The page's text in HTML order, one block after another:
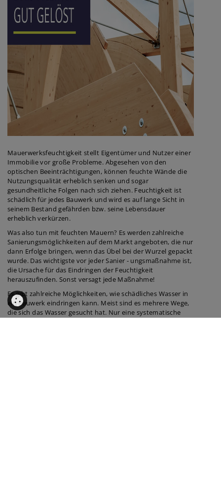
Mauerwerksfeuchtigkeit stellt Eigentümer und Nutzer einer
Immobilie vor große Probleme. Abgesehen von den
optischen Beeinträchtigungen, können feuchte Wände die
Nutzungsqualität erheblich senken und sogar
gesundheitliche Folgen nach sich ziehen. Feuchtigkeit ist
schädlich für jedes Bauwerk und wird es auf lange Sicht in
seinem Bestand gefährden bzw. seine Lebensdauer
erheblich verkürzen.
Was also tun mit feuchten Mauern? Es werden zahlreiche
Sanierungsmöglichkeiten auf dem Markt angeboten, die nur
dann Erfolge bringen, wenn das Übel bei der Wurzel gepackt
wurde. Das wichtigste vor jeder Sanier - ungsmaßnahme ist,
die Ursache für das Eindringen der Feuchtigkeit
herauszufinden. Sonst versagt jede Maßnahme!
Es gibt zahlreiche Möglichkeiten, wie schädliches Wasser in
ein Bauwerk eindringen kann. Meist sind es mehrere Wege,
die sich das Wasser gesucht hat. Nur eine systematische